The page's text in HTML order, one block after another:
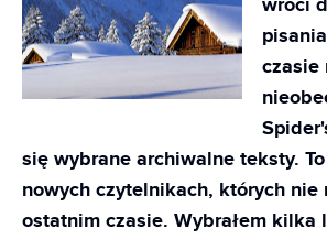
wróci
czasie
się wybrane archiwalne teksty.
nowych czytelnikach, których nie
ostatnim czasie. Wybrałem kilka